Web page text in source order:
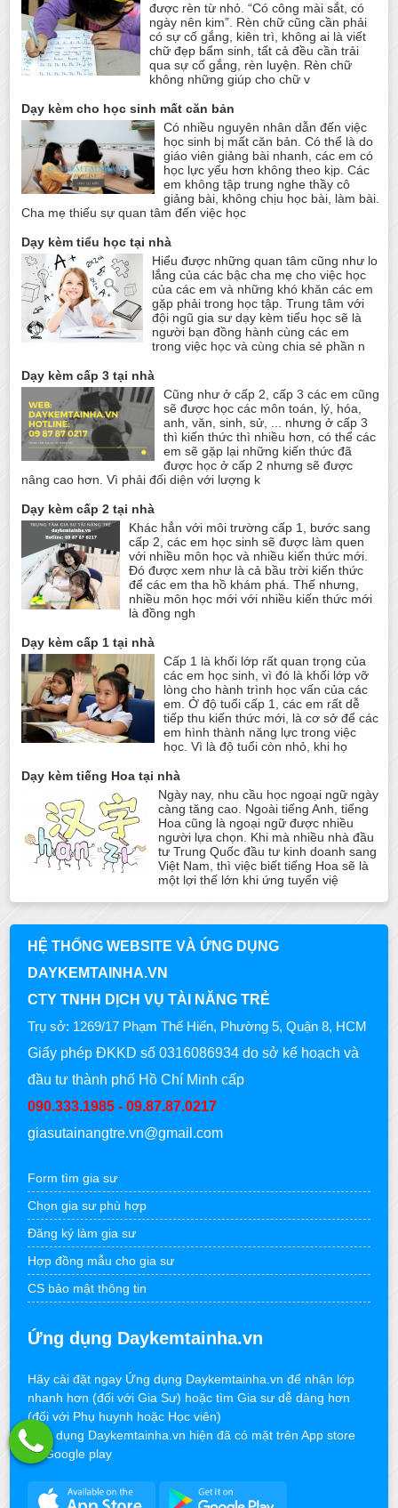
được rèn từ nhỏ. “Có công mài sắt, có
ngày nên kim”. Rèn chữ cũng cần phải
có sự cố gắng, kiên trì, không ai là viết
chữ đẹp bẩm sinh, tất cả đều cần trải
qua sự cố gắng, rèn luyện. Rèn chữ
không những giúp cho chữ v
Dạy kèm cho học sinh mất căn bản
Có nhiều nguyên nhân dẫn đến việc
học sinh bị mất căn bản. Có thể là do
giáo viên giảng bài nhanh, các em có
học lực yếu hơn không theo kịp. Các
em không tập trung nghe thầy cô
giảng bài, không chịu học bài, làm bài.
Cha mẹ thiếu sự quan tâm đến việc học
Dạy kèm tiểu học tại nhà
Hiểu được những quan tâm cũng như lo
lắng của các bậc cha mẹ cho việc học
của các em và những khó khăn các em
gặp phải trong học tập. Trung tâm với
đội ngũ gia sư dạy kèm tiểu học sẽ là
người bạn đồng hành cùng các em
trong việc học và cùng chia sẻ phần n
Dạy kèm cấp 3 tại nhà
Cũng như ở cấp 2, cấp 3 các em cũng
sẽ được học các môn toán, lý, hóa,
anh, văn, sinh, sử, ... nhưng ở cấp 3
thì kiến thức thì nhiều hơn, có thể các
em sẽ gặp lại những kiến thức đã
được học ở cấp 2 nhưng sẽ được
nâng cao hơn. Vì phải đối diện với lượng k
Dạy kèm cấp 2 tại nhà
Khác hẳn với môi trường cấp 1, bước sang
cấp 2, các em học sinh sẽ được làm quen
với nhiều môn học và nhiều kiến thức mới.
Đó được xem như là cả bầu trời kiến thức
để các em tha hồ khám phá. Thế nhưng,
nhiều môn học mới với nhiều kiến thức mới
là đồng ngh
Dạy kèm cấp 1 tại nhà
Cấp 1 là khối lớp rất quan trọng của
các em học sinh, vì đó là khối lớp vỡ
lòng cho hành trình học vấn của các
em. Ở độ tuổi cấp 1, các em rất dễ
tiếp thu kiến thức mới, là cơ sở để các
em hình thành năng lực trong việc
học. Vì là độ tuổi còn nhỏ, khi họ
Dạy kèm tiếng Hoa tại nhà
Ngày nay, nhu cầu học ngoại ngữ ngày
càng tăng cao. Ngoài tiếng Anh, tiếng
Hoa cũng là ngoại ngữ được nhiều
người lựa chọn. Khi mà nhiều nhà đầu
tư Trung Quốc đầu tư kinh doanh sang
Việt Nam, thì việc biết tiếng Hoa sẽ là
một lợi thế lớn khi ứng tuyển việ
HỆ THỐNG WEBSITE VÀ ỨNG DỤNG
DAYKEMTAINHA.VN
CTY TNHH DỊCH VỤ TÀI NĂNG TRẺ
Trụ sở: 1269/17 Phạm Thế Hiển, Phường 5, Quận 8, HCM
Giấy phép ĐKKD số 0316086934 do sở kế hoạch và
đầu tư thành phố Hồ Chí Minh cấp
090.333.1985 - 09.87.87.0217
giasutainangtre.vn@gmail.com
Form tìm gia sư
Chọn gia sư phù hợp
Đăng ký làm gia sư
Hợp đồng mẫu cho gia sư
CS bảo mật thông tin
Ứng dụng Daykemtainha.vn
Hãy cài đặt ngay Ứng dụng Daykemtainha.vn để nhận lớp
nhanh hơn (đối với Gia Sư) hoặc tìm Gia sư dễ dàng hơn
(đối với Phụ huynh hoặc Học viên)
Ứng dụng Daykemtainha.vn hiện đã có mặt trên App store
và Google play